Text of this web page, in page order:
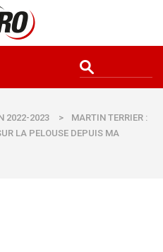
2022-2023 >
MARTIN TERRIER :
LA PELOUSE DEPUIS MA